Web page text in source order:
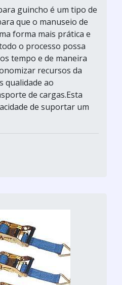
guincho é um tipo de
que o manuseio de
forma mais prática e
o processo possa
tempo e de maneira
recursos da
qualidade ao
de cargas.Esta
de suportar um